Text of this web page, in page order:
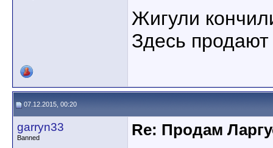
Жигули
Здесь
07.12.2015, 00:20
garryn33
Banned
Re: Продам